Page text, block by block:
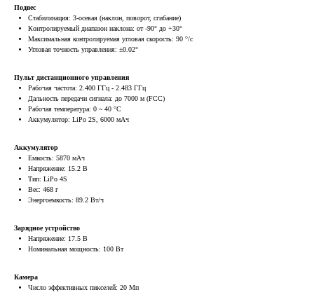
Подвес
Стабилизация: 3-осевая (наклон, поворот, сгибание)
Контролируемый диапазон наклона: от -90° до +30°
Максимальная контролируемая угловая скорость: 90 °/с
Угловая точность управления: ±0.02°
Пульт дистанционного управления
Рабочая частота: 2.400 ГГц - 2.483 ГГц
Дальность передачи сигнала: до 7000 м (FCC)
Рабочая температура: 0 ~ 40 °C
Аккумулятор: LiPo 2S, 6000 мАч
Аккумулятор
Емкость: 5870 мАч
Напряжение: 15.2 В
Тип: LiPo 4S
Вес: 468 г
Энергоемкость: 89.2 Вт/ч
Зарядное устройство
Напряжение: 17.5 В
Номинальная мощность: 100 Вт
Камера
Число эффективных пикселей: 20 Мп